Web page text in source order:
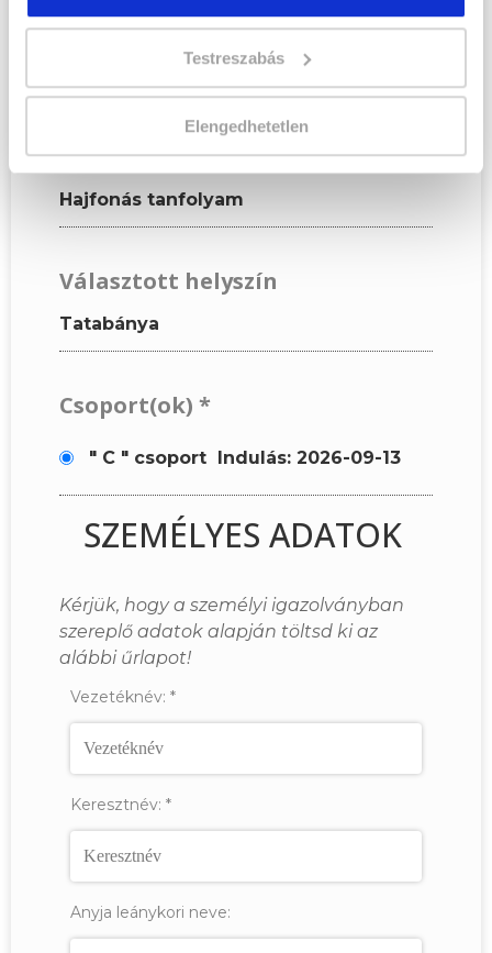
Testreszabás
Elengedhetetlen
KÉPZÉSI ADATOK
A választott képzés
Hajfonás tanfolyam
Választott helyszín
Tatabánya
Csoport(ok) *
" C " csoport Indulás: 2026-09-13
SZEMÉLYES ADATOK
Kérjük, hogy a személyi igazolványban
szereplő adatok alapján töltsd ki az
alábbi űrlapot!
Vezetéknév: *
Keresztnév: *
Anyja leánykori neve: